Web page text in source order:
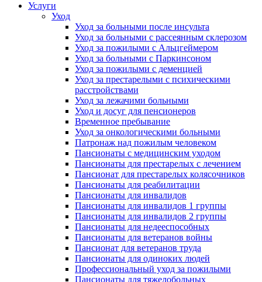
Услуги
Уход
Уход за больными после инсульта
Уход за больными с рассеянным склерозом
Уход за пожилыми с Альцгеймером
Уход за больными с Паркинсоном
Уход за пожилыми с деменцией
Уход за престарелыми с психическими
расстройствами
Уход за лежачими больными
Уход и досуг для пенсионеров
Временное пребывание
Уход за онкологическими больными
Патронаж над пожилым человеком
Пансионаты с медицинским уходом
Пансионаты для престарелых с лечением
Пансионат для престарелых колясочников
Пансионаты для реабилитации
Пансионаты для инвалидов
Пансионаты для инвалидов 1 группы
Пансионаты для инвалидов 2 группы
Пансионаты для недееспособных
Пансионаты для ветеранов войны
Пансионат для ветеранов труда
Пансионаты для одиноких людей
Профессиональный уход за пожилыми
Пансионаты для тяжелобольных